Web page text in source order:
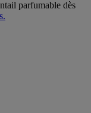
parfumable dès